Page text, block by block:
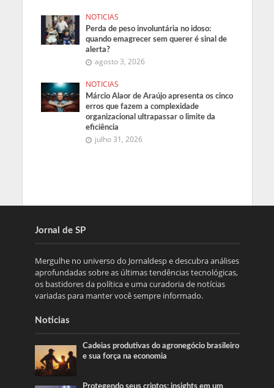
NOTICIAS
Perda de peso involuntária no idoso:
quando emagrecer sem querer é sinal de
alerta?
agosto 3, 2026
NOTICIAS
Márcio Alaor de Araújo apresenta os cinco
erros que fazem a complexidade
organizacional ultrapassar o limite da
eficiência
julho 31, 2026
Jornal de SP
Mergulhe no universo do Jornaldesp e descubra análises
aprofundadas sobre as últimas tendências tecnológicas,
os bastidores da política e uma curadoria de notícias
variadas para manter você sempre informado.
Noticias
Cadeias produtivas do agronegócio brasileiro
e sua força na economia
Protegendo seus criptos: insights em um